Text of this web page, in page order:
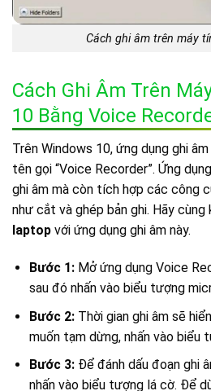
Cách ghi âm trên máy
Cách Ghi Âm Trên
10 Bằng Voice
Trên Windows 10, ứng dụng ghi
tên gọi “Voice Recorder”. Ứng
ghi âm mà còn tích hợp các công
như cắt và ghép bản ghi. Hãy cùng
laptop với ứng dụng ghi âm này.
Bước 1:Mở ứng dụng Voice
sau đó nhấn vào biểu tượng
Bước 2:Thời gian ghi âm sẽ
muốn tạm dừng, nhấn vào biểu
Bước 3:Để đánh dấu đoạn ghi
nhấn vào biểu tượng lá cờ. Để